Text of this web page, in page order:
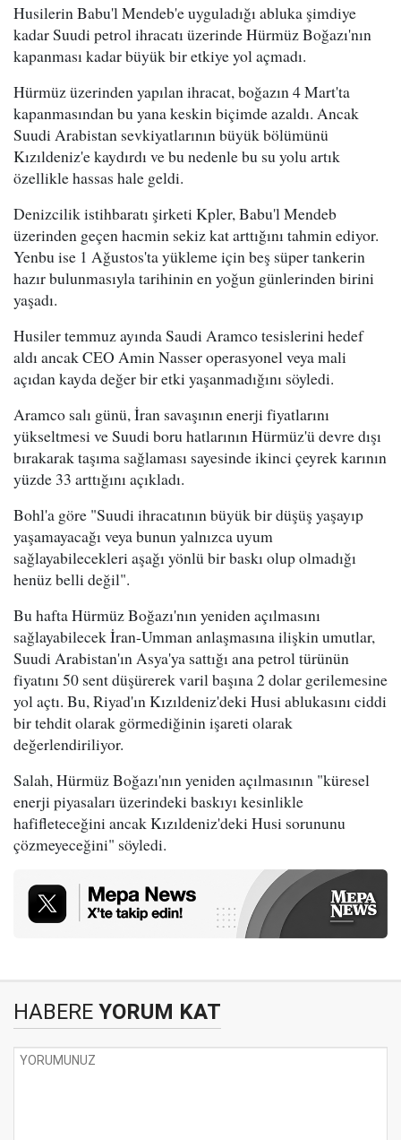
Husilerin Babu'l Mendeb'e uyguladığı abluka şimdiye
kadar Suudi petrol ihracatı üzerinde Hürmüz Boğazı'nın
kapanması kadar büyük bir etkiye yol açmadı.
Hürmüz üzerinden yapılan ihracat, boğazın 4 Mart'ta
kapanmasından bu yana keskin biçimde azaldı. Ancak
Suudi Arabistan sevkiyatlarının büyük bölümünü
Kızıldeniz'e kaydırdı ve bu nedenle bu su yolu artık
özellikle hassas hale geldi.
Denizcilik istihbaratı şirketi Kpler, Babu'l Mendeb
üzerinden geçen hacmin sekiz kat arttığını tahmin ediyor.
Yenbu ise 1 Ağustos'ta yükleme için beş süper tankerin
hazır bulunmasıyla tarihinin en yoğun günlerinden birini
yaşadı.
Husiler temmuz ayında Saudi Aramco tesislerini hedef
aldı ancak CEO Amin Nasser operasyonel veya mali
açıdan kayda değer bir etki yaşanmadığını söyledi.
Aramco salı günü, İran savaşının enerji fiyatlarını
yükseltmesi ve Suudi boru hatlarının Hürmüz'ü devre dışı
bırakarak taşıma sağlaması sayesinde ikinci çeyrek karının
yüzde 33 arttığını açıkladı.
Bohl'a göre "Suudi ihracatının büyük bir düşüş yaşayıp
yaşamayacağı veya bunun yalnızca uyum
sağlayabilecekleri aşağı yönlü bir baskı olup olmadığı
henüz belli değil".
Bu hafta Hürmüz Boğazı'nın yeniden açılmasını
sağlayabilecek İran-Umman anlaşmasına ilişkin umutlar,
Suudi Arabistan'ın Asya'ya sattığı ana petrol türünün
fiyatını 50 sent düşürerek varil başına 2 dolar gerilemesine
yol açtı. Bu, Riyad'ın Kızıldeniz'deki Husi ablukasını ciddi
bir tehdit olarak görmediğinin işareti olarak
değerlendiriliyor.
Salah, Hürmüz Boğazı'nın yeniden açılmasının "küresel
enerji piyasaları üzerindeki baskıyı kesinlikle
hafifleteceğini ancak Kızıldeniz'deki Husi sorununu
çözmeyeceğini" söyledi.
HABERE YORUM KAT